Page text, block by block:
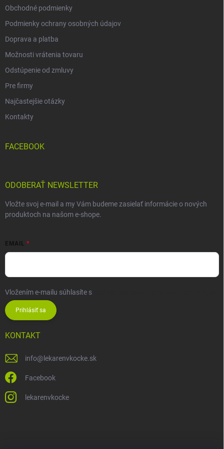
Obchodné podmienky
Podmienky ochrany osobných údajov
Doprava a platba
Možnosti vrátenia tovaru
Odstúpenie od zmluvy
Pre firmy
Najčastejšie otázky
Kontakty
FACEBOOK
ODOBERAŤ NEWSLETTER
Vložte svoj e-mail a my Vám budeme zasielať informácie o nových
produktoch na našom e-shope.
EMAIL
Vložením e-mailu súhlasíte s
Prihlásiť sa
KONTAKT
info@ lekarenvkocke.sk
Facebook
lekarenvkocke